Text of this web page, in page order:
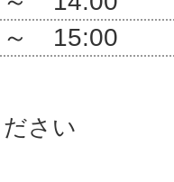
～
さい